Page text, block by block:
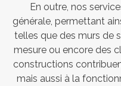
En outre, nos
générale, permettant
telles que des murs de
mesure ou encore des
constructions
mais aussi à la